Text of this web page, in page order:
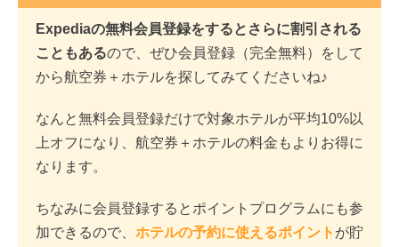
Expediaの無料会員登録をするとさらに割引される
こともあるので、ぜひ会員登録（完全無料）をして
から航空券＋ホテルを探してみてくださいね♪
なんと無料会員登録だけで対象ホテルが平均10%以
上オフになり、航空券＋ホテルの料金もよりお得に
なります。
ちなみに会員登録するとポイントプログラムにも参
加できるので、 ホテルの予約に使えるポイント が貯